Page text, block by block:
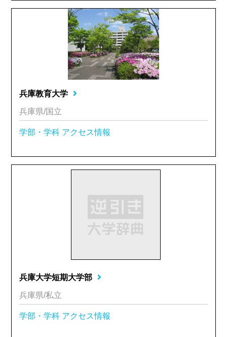
兵庫教育大学
兵庫県/国立
学部・学科 アクセス情報
兵庫大学短期大学部
兵庫県/私立
学部・学科 アクセス情報